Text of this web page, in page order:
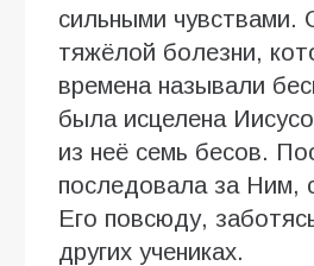
сильными чувствами.
тяжёлой болезни,
времена называли
была исцелена
из неё семь бесов.
последовала за Ним,
Его повсюду,
других учениках.